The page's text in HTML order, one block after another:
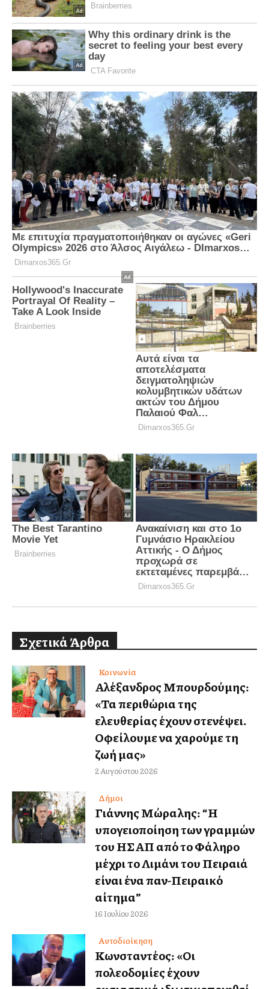
Σχετικά Άρθρα
Κοινωνία
Αλέξανδρος Μπουρδούμης:
«Τα περιθώρια της
ελευθερίας έχουν στενέψει.
Οφείλουμε να χαρούμε τη
ζωή μας»
2 Αυγούστου 2026
Δήμοι
Γιάννης Μώραλης: “Η
υπογειοποίηση των γραμμών
του ΗΣΑΠ από το Φάληρο
μέχρι το Λιμάνι του Πειραιά
είναι ένα παν-Πειραικό
αίτημα”
16 Ιουλίου 2026
Αυτοδιοίκηση
Κωνσταντέλλος: «Οι
πολεοδομίες έχουν